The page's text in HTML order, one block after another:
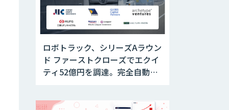
ロボトラック、シリーズAラウン
ド ファーストクローズでエクイ
ティ52億円を調達。完全自動運